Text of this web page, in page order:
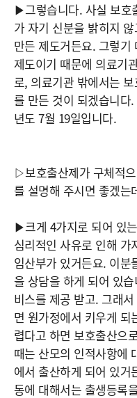
▶그렇습니다. 사실 보호
가 자기 신분을 밝히지
만든 제도거든요. 그렇기
제도이기 때문에 의료기
로, 의료기관 밖에서는
를 만든 것이 되겠습니다
년도 7월 19일입니다.
▷보호출산제가 구체적
를 설명해 주시면 좋겠는
▶크게 4가지로 되어 있
심리적인 사유로 인해 가
임산부가 있거든요. 이분
을 상담을 하게 되어 있
비스를 제공 받고. 그래
면 원가정에서 키우게 되
렵다고 하면 보호출산으
때는 산모의 인적사항에
에서 출산하게 되어 있
동에 대해서는 출생등록